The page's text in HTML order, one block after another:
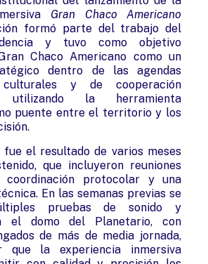
Gran Chaco Americano
formó parte del trabajo del
y tuvo como objetivo
Chaco Americano como un
dentro de las agendas
culturales y de cooperación
utilizando la herramienta
puente entre el territorio y los
fue el resultado de varios meses
que incluyeron reuniones
coordinación protocolar y una
En las semanas previas se
pruebas de sonido y
el domo del Planetario, con
de más de media jornada,
que la experiencia inmersiva